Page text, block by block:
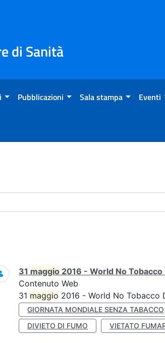
di Sanità
Pubblicazioni Sala stampa Eventi
31 maggio 2016 - World No Tobacco
Contenuto Web
31 maggio 2016 - World No Tobacco
GIORNATA MONDIALE SENZA TABACCO
DIVIETO DI FUMO
VIETATO